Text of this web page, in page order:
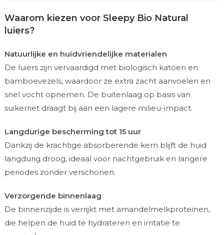
Waarom kiezen voor Sleepy Bio Natural
luiers?
Natuurlijke en huidvriendelijke materialen
De luiers zijn vervaardigd met biologisch katoen en
bamboevezels, waardoor ze extra zacht aanvoelen en
snel vocht opnemen. De buitenlaag op basis van
suikerriet draagt bij aan een lagere milieu-impact.
Langdurige bescherming tot 15 uur
Dankzij de krachtige absorberende kern blijft de huid
langdurig droog, ideaal voor nachtgebruik en langere
periodes zonder verschonen.
Verzorgende binnenlaag
De binnenzijde is verrijkt met amandelmelkproteïnen,
die helpen de huid te hydrateren en irritatie te